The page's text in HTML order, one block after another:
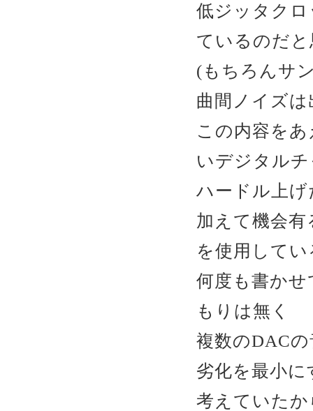
低ジッタク
ているのだ
(もちろんサ
曲間ノイズ
この内容を
いデジタル
ハードル上
加えて機会
を使用して
何度も書か
もりは無く
複数のDAC
劣化を最小
考えていた